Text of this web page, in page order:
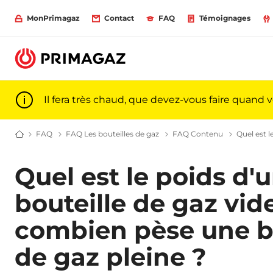
MonPrimagaz Contact FAQ Témoignages
Il fera très chaud, que devez-vous faire
Du gaz pour particuliers et professionnels | Primagaz
FAQ Les réponses à toutes vos questions sur le gaz l Primagaz
FAQ Les bouteilles de gaz Bouteilles de gaz :
FAQ Contenu Contenu
Quel est
Quel est le poids
bouteille de gaz
combien pèse une
de gaz pleine ?